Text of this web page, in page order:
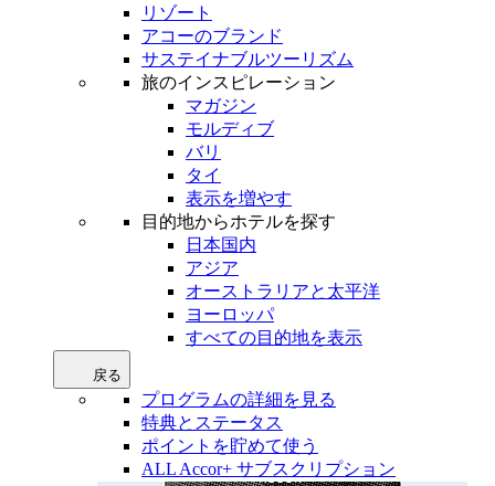
リゾート
アコーのブランド
サステイナブルツーリズム
旅のインスピレーション
マガジン
モルディブ
バリ
タイ
表示を増やす
目的地からホテルを探す
日本国内
アジア
オーストラリアと太平洋
ヨーロッパ
すべての目的地を表示
戻る
プログラムの詳細を見る
特典とステータス
ポイントを貯めて使う
ALL Accor+ サブスクリプション